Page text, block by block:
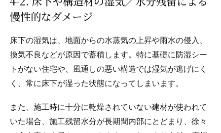
慢性的なダメージ
床下の湿気は、地面からの水蒸気の上昇や雨水の侵入、
換気不良などが原因で蓄積します。特に基礎に防湿シー
トがない住宅や、風通しの悪い構造では湿気が逃げにく
く、常に床下が湿った状態になってしまいます。
また、施工時に十分に乾燥されていない建材が使われて
いた場合、施工残留水分が長期間内部にとどまり、徐々